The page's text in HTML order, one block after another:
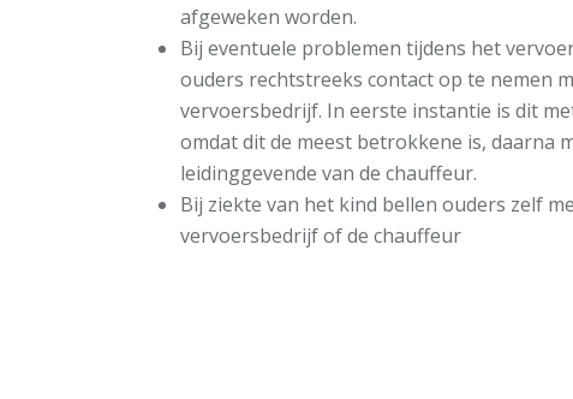
afgeweken worden.
Bij eventuele problemen tijdens het
ouders rechtstreeks contact op te nemen
vervoersbedrijf. In eerste instantie is dit
omdat dit de meest betrokkene is, daarna
leidinggevende van de chauffeur.
Bij ziekte van het kind bellen ouders zelf
vervoersbedrijf of de chauffeur